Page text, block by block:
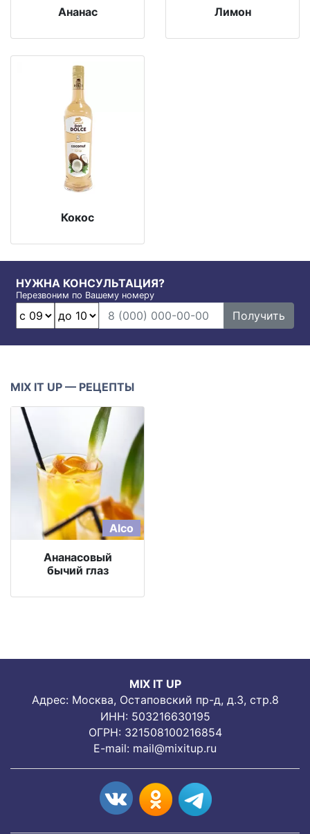
Ананас Лимон
Кокос
НУЖНА КОНСУЛЬТАЦИЯ?
Перезвоним по Вашему номеру
Получить
MIX IT UP — РЕЦЕПТЫ
Alco
Ананасовый
бычий глаз
MIX IT UP
Адрес: Москва, Остаповский пр-д, д.3, стр.8
ИНН: 503216630195
ОГРН: 321508100216854
E-mail: mail@mixitup.ru